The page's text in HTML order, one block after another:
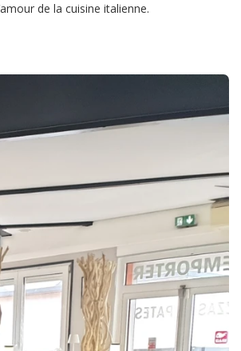
de la cuisine italienne.